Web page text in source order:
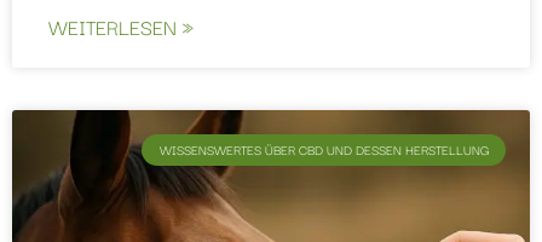
WEITERLESEN »
WISSENSWERTES ÜBER CBD UND DESSEN HERSTELLUNG